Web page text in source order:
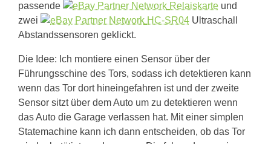
passende
Relaiskarte und
zwei
HC-SR04 Ultraschall
Abstandssensoren geklickt.
Die Idee: Ich montiere einen Sensor über der
Führungsschine des Tors, sodass ich detektieren kann
wenn das Tor dort hineingefahren ist und der zweite
Sensor sitzt über dem Auto um zu detektieren wenn
das Auto die Garage verlassen hat. Mit einer simplen
Statemachine kann ich dann entscheiden, ob das Tor